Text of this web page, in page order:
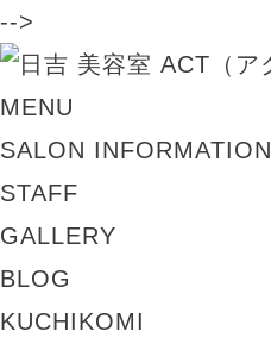
-->
MENU
SALON INFORMATION
STAFF
GALLERY
BLOG
KUCHIKOMI